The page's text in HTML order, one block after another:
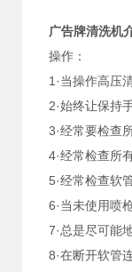
广告牌清洗机
操作：
1·当操作高压
2·始终让保持
3·经常要检查
4·经常检查所
5·经常检查软
6·当未使用喷
7·总是尽可能
8·在断开软管